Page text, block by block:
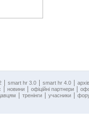
smart hr 3.0 smart hr 4.0
новини офіційні партнери
тренінги учасники